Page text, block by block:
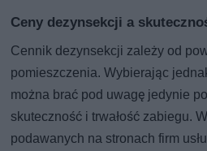
Ceny dezynsekcji a
Cennik dezynsekcji zależy od
pomieszczenia. Wybierając
można brać pod uwagę jedynie
skuteczność i trwałość zabiegu.
podawanych na stronach firm